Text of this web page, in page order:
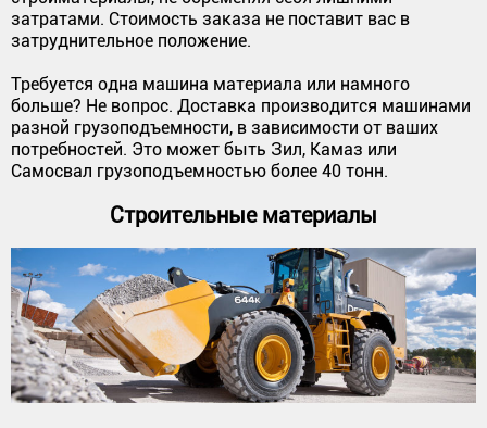
затратами. Стоимость заказа не поставит вас в
затруднительное положение.
Требуется одна машина материала или намного
больше? Не вопрос. Доставка производится машинами
разной грузоподъемности, в зависимости от ваших
потребностей. Это может быть Зил, Камаз или
Самосвал грузоподъемностью более 40 тонн.
Строительные материалы